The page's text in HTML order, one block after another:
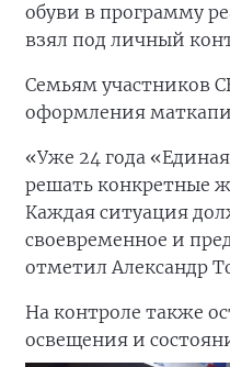
обуви в программу
взял под личный
Семьям участников
оформления
«Уже 24 года
решать конкретные
Каждая ситуация
своевременное и
отметил Александр
На контроле также
освещения и